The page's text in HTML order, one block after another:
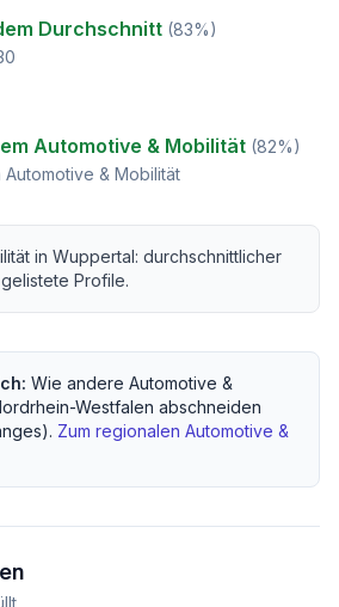
Durchschnitt (83%)
Automotive & Mobilität (82%)
Automotive & Mobilität
inWuppertal: durchschnittlicher
gelistete Profile.
Wie andere Automotive &
Westfalen abschneiden
Zum regionalen Automotive &